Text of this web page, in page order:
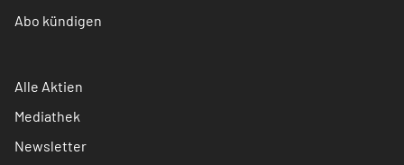
Abo kündigen
Alle Aktien
Mediathek
Newsletter